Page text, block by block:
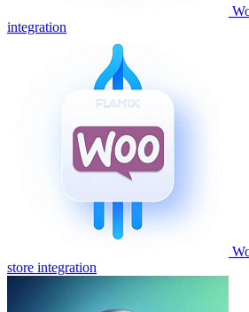
integration
store integration